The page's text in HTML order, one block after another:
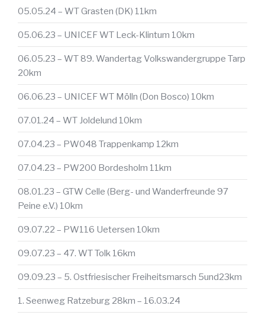
05.05.24 – WT Grasten (DK) 11km
05.06.23 – UNICEF WT Leck-Klintum 10km
06.05.23 – WT 89. Wandertag Volkswandergruppe Tarp
20km
06.06.23 – UNICEF WT Mölln (Don Bosco) 10km
07.01.24 – WT Joldelund 10km
07.04.23 – PW048 Trappenkamp 12km
07.04.23 – PW200 Bordesholm 11km
08.01.23 – GTW Celle (Berg- und Wanderfreunde 97
Peine e.V.) 10km
09.07.22 – PW116 Uetersen 10km
09.07.23 – 47. WT Tolk 16km
09.09.23 – 5. Ostfriesischer Freiheitsmarsch 5und23km
1. Seenweg Ratzeburg 28km – 16.03.24